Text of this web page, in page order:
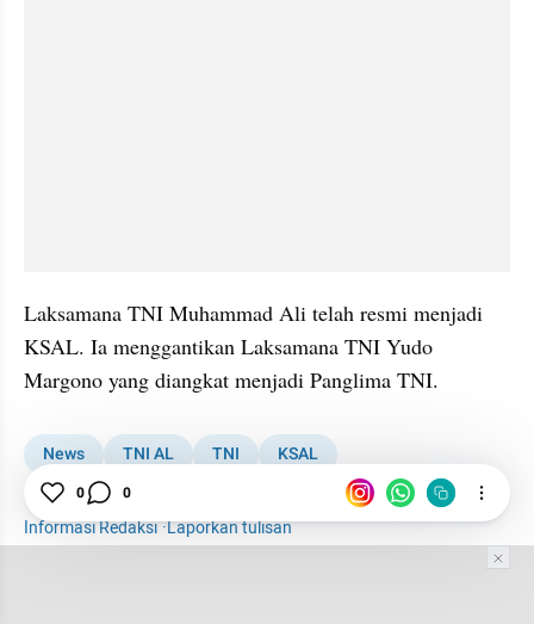
Laksamana TNI Muhammad Ali telah resmi menjadi
KSAL. Ia menggantikan Laksamana TNI Yudo
Margono yang diangkat menjadi Panglima TNI.
News TNI AL TNI
KSAL
Muhammad Ali KSAL
Informasi Redaksi·Laporkan tulisan
0 0